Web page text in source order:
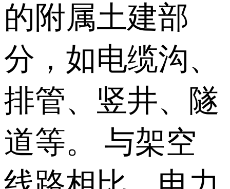
的附属土建部
分，如电缆沟、
排管、竖井、隧
道等。 与架空